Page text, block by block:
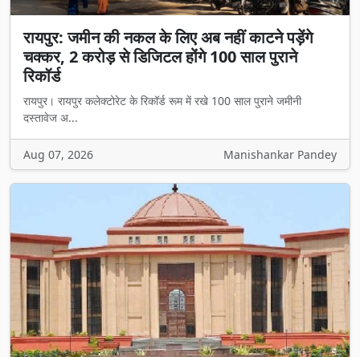
रायपुर: जमीन की नकल के लिए अब नहीं काटने पड़ेंगे
चक्कर, 2 करोड़ से डिजिटल होंगे 100 साल पुराने
रिकॉर्ड
रायपुर। रायपुर कलेक्टोरेट के रिकॉर्ड रूम में रखे 100 साल पुराने जमीनी
दस्तावेज अ...
Aug 07, 2026 Manishankar Pandey